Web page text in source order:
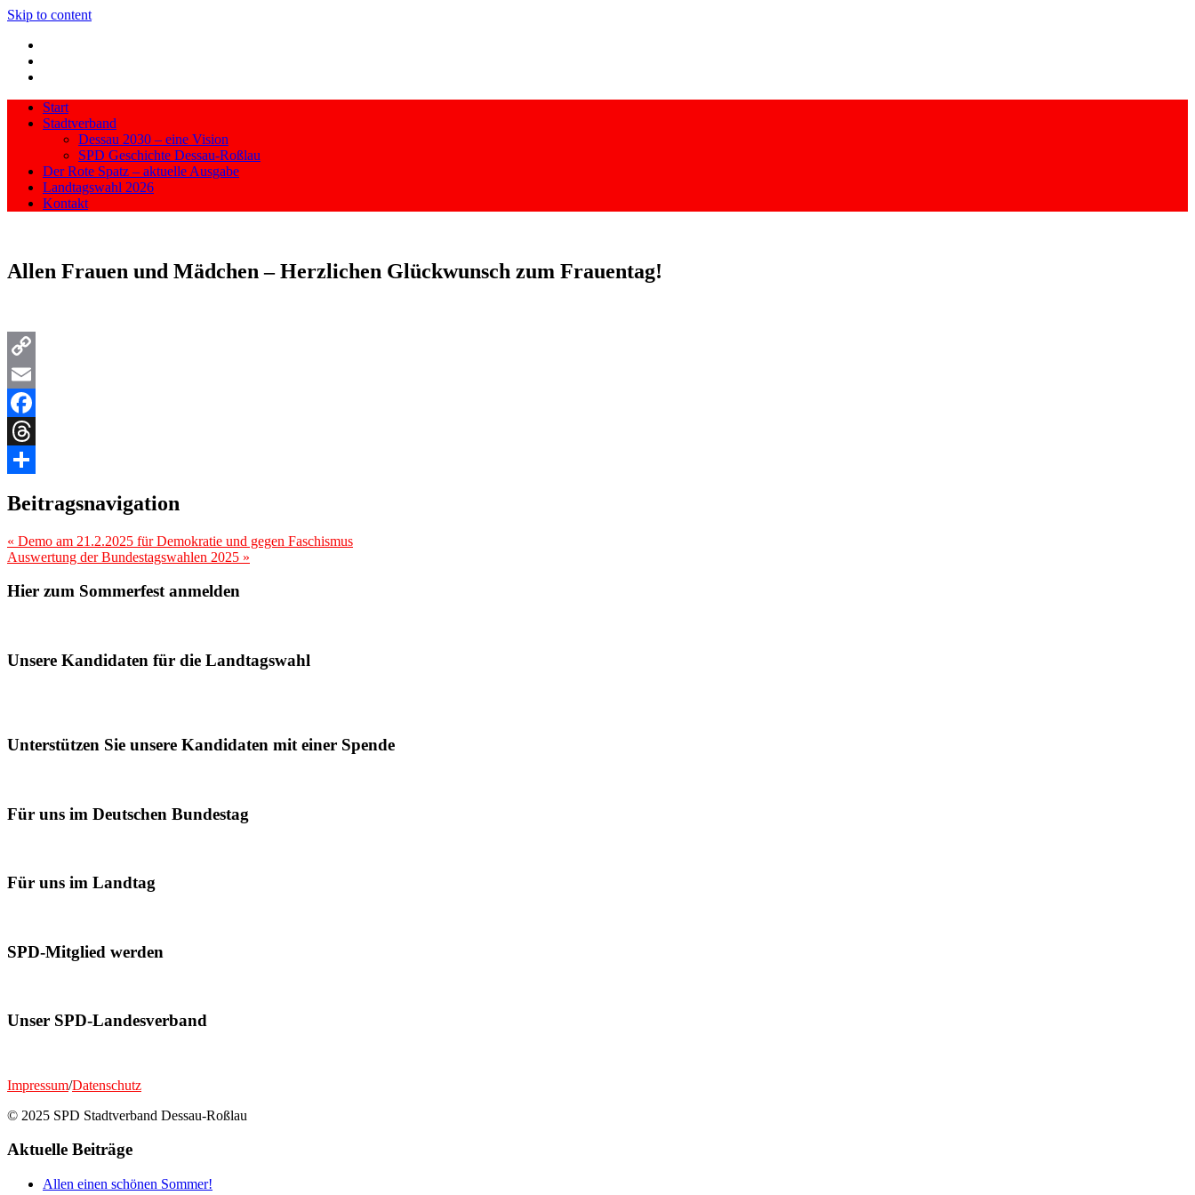
Skip to content
Start
Stadtverband
Dessau 2030 – eine Vision
SPD Geschichte Dessau-Roßlau
Der Rote Spatz – aktuelle Ausgabe
Landtagswahl 2026
Kontakt
Allen Frauen und Mädchen – Herzlichen Glückwunsch zum Frauentag!
Copy
Link
Email
Facebook
Threads
Beitragsnavigation
« Demo am 21.2.2025 für Demokratie und gegen Faschismus
Auswertung der Bundestagswahlen 2025 »
Hier zum Sommerfest anmelden
Unsere Kandidaten für die Landtagswahl
Unterstützen Sie unsere Kandidaten mit einer Spende
Für uns im Deutschen Bundestag
Für uns im Landtag
SPD-Mitglied werden
Unser SPD-Landesverband
Impressum/Datenschutz
© 2025 SPD Stadtverband Dessau-Roßlau
Aktuelle Beiträge
Allen einen schönen Sommer!